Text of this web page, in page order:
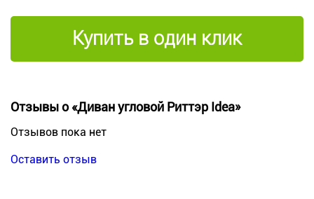
Купить в один клик
Отзывы о «Диван угловой Риттэр Idea»
Отзывов пока нет
Оставить отзыв